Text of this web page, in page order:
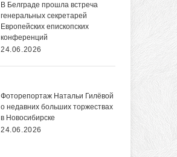
В Белграде прошла встреча
генеральных секретарей
Европейских епископских
конференций
24.06.2026
Фоторепортаж Натальи Гилёвой
о недавних больших торжествах
в Новосибирске
24.06.2026